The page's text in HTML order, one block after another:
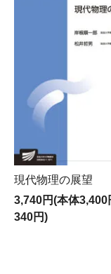
現代物理の展望
3,740円(本体3,400
340円)